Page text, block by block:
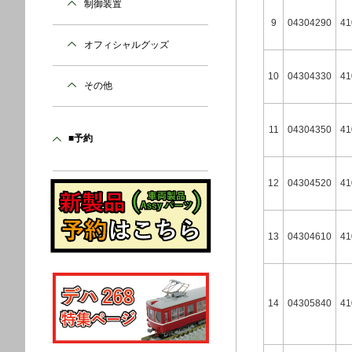
9 04304290
10 04304330
11 04304350
12 04304520
13 04304610
14 04305840
制御装置
オフィシャルグッズ
その他
■予約